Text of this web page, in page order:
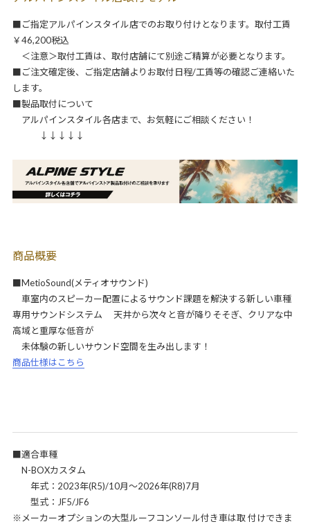
■ご指定アルパインスタイル店でのお取り付けとなります。取付工賃
￥46,200税込
＜注意＞取付工賃は、取付店舗にて別途ご精算が必要となります。
■ご注文確定後、ご指定店舗よりお取付日程/工賃等の確認ご連絡いた
します。
■製品取付について
アルパインスタイル各店まで、お気軽にご相談ください！
↓↓↓↓↓
商品概要
■MetioSound(メティオサウンド)
車室内のスピーカー配置によるサウンド課題を解決する新しい車種
専用サウンドシステム 天井から次々と音が降りそそぎ、クリアな中
高域と重厚な低音が
未体験の新しいサウンド空間を生み出します！
商品仕様はこちら
■適合車種
N-BOXカスタム
年式：2023年(R5)/10月～2026年(R8)7月
型式：JF5/JF6
※メーカーオプションの大型ルーフコンソール付き車は取 付けできま